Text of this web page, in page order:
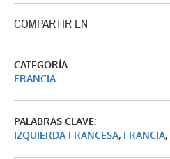
COMPARTIR EN
CATEGORÍA
FRANCIA
PALABRAS CLAVE:
IZQUIERDA FRANCESA, FRANCIA,